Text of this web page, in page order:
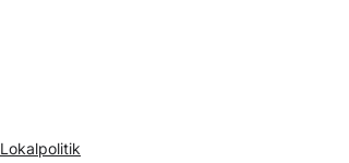
Lokalpolitik